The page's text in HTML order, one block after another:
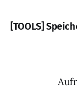
[TOOLS]